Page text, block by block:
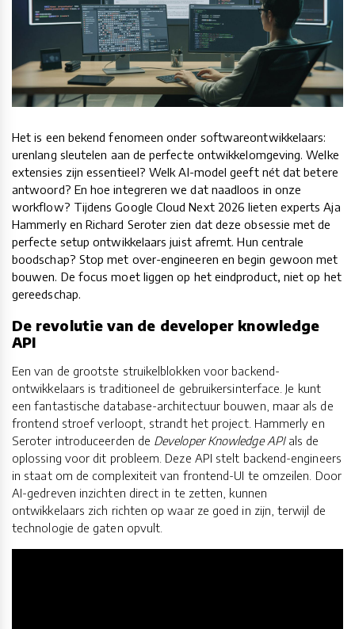
Het is een bekend fenomeen onder softwareontwikkelaars:
urenlang sleutelen aan de perfecte ontwikkelomgeving. Welke
extensies zijn essentieel? Welk AI-model geeft nét dat betere
antwoord? En hoe integreren we dat naadloos in onze
workflow? Tijdens Google Cloud Next 2026 lieten experts Aja
Hammerly en Richard Seroter zien dat deze obsessie met de
perfecte setup ontwikkelaars juist afremt. Hun centrale
boodschap? Stop met over-engineeren en begin gewoon met
bouwen. De focus moet liggen op het eindproduct, niet op het
gereedschap.
De revolutie van de developer knowledge
API
Een van de grootste struikelblokken voor backend-
ontwikkelaars is traditioneel de gebruikersinterface. Je kunt
een fantastische database-architectuur bouwen, maar als de
frontend stroef verloopt, strandt het project. Hammerly en
Seroter introduceerden de Developer Knowledge APIals de
oplossing voor dit probleem. Deze API stelt backend-engineers
in staat om de complexiteit van frontend-UI te omzeilen. Door
AI-gedreven inzichten direct in te zetten, kunnen
ontwikkelaars zich richten op waar ze goed in zijn, terwijl de
technologie de gaten opvult.